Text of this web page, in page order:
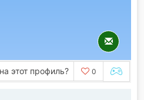
этот профиль? 0